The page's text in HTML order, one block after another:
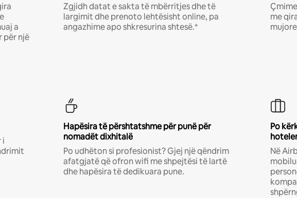
a
për një
Zgjidh datat e sakta të mbërritjes dhe të
largimit dhe prenoto lehtësisht online, pa
angazhime apo shkresurina shtesë.*
me
i
Hapësira të përshtatshme për punë për
nomadët dixhitalë
Po udhëton si profesionist? Gjej një qëndrim
afatgjatë që ofron wifi me shpejtësi të lartë
dhe hapësira të dedikuara pune.
Po
Në